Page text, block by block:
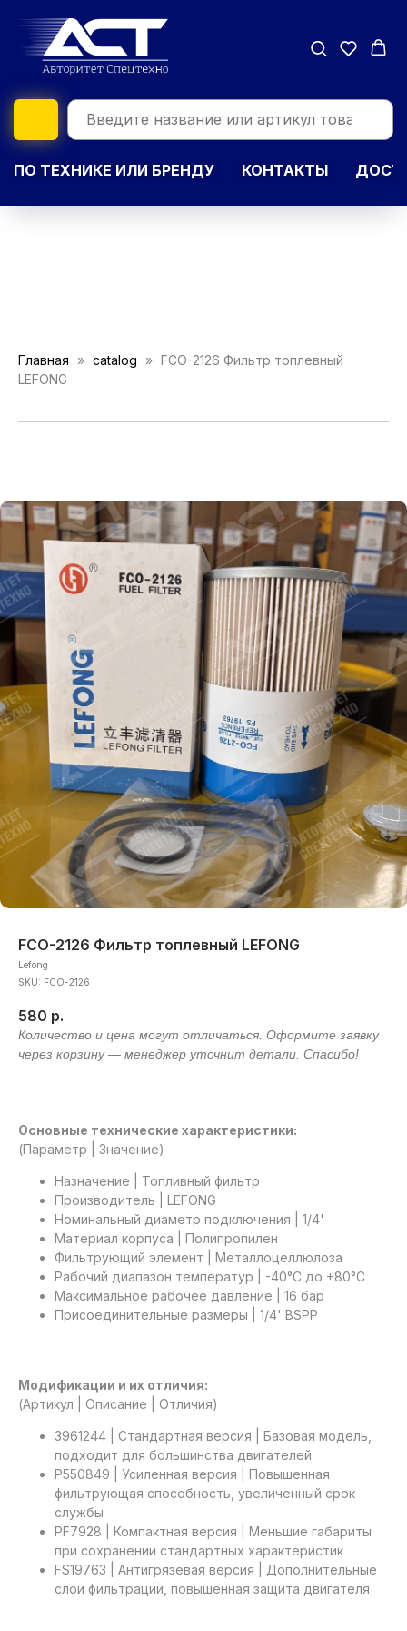
ПО ТЕХНИКЕ ИЛИ БРЕНДУ КОНТАКТЫ
Главная catalog
FCO-2126 Фильтр топлевный
LEFONG
FCO-2126 Фильтр топлевный LEFONG
Lefong
SKU: FCO-2126
580 р.
Основные технические характеристики:
(Параметр | Значение)
Назначение | Топливный фильтр
Производитель | LEFONG
Номинальный диаметр подключения | 1/4'
Материал корпуса | Полипропилен
Фильтрующий элемент | Металлоцеллюлоза
Рабочий диапазон температур | -40°C до +80°C
Максимальное рабочее давление | 16 бар
Присоединительные размеры | 1/4' BSPP
Модификации и их отличия:
(Артикул | Описание | Отличия)
3961244 | Стандартная версия | Базовая модель,
подходит для большинства двигателей
P550849 | Усиленная версия | Повышенная
фильтрующая способность, увеличенный срок
службы
PF7928 | Компактная версия | Меньшие габариты
при сохранении стандартных характеристик
FS19763 | Антигрязевая версия | Дополнительные
слои фильтрации, повышенная защита двигателя